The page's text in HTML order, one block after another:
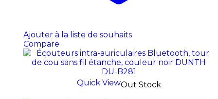
Ajouter à la liste de souhaits
Compare
Quick ViewOut Stock